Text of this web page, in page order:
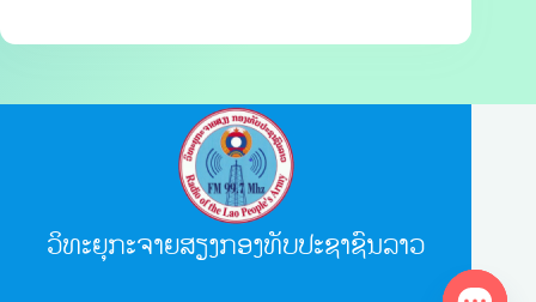
ວິທະຍຸກະຈາຍສຽງກອງທັບປະຊາຊົນລາວ